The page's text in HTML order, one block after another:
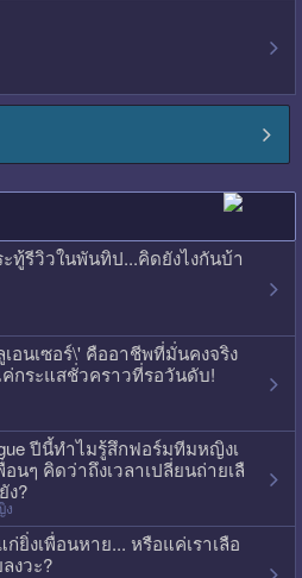
ะทู้รีวิวในพันทิป...คิดยังไงกันบ้า
อนเซอร์\' คืออาชีพที่มั่นคงจริง
กระแสชั่วคราวที่รอวันดับ!
ปีนี้ทำไมรู้สึกฟอร์มทีมหญิงเ
อนๆ คิดว่าถึงเวลาเปลี่ยนถ่ายเลื
ง?
ง
ก่ยิ่งเพื่อนหาย... หรือแค่เราเลือ
งวะ?